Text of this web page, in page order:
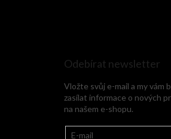
Odebírat newsletter
Vložte svůj e-mail a my vám
zasílat informace o nových
na našem e-shopu.
E-mail